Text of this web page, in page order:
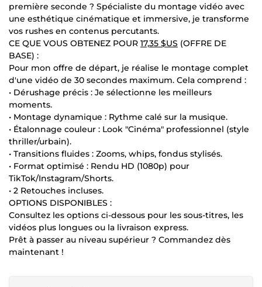
première seconde ? Spécialiste du montage vidéo avec
une esthétique cinématique et immersive, je transforme
vos rushes en contenus percutants.
CE QUE VOUS OBTENEZ POUR 17,35 $US (OFFRE DE
BASE) :
Pour mon offre de départ, je réalise le montage complet
d'une vidéo de 30 secondes maximum. Cela comprend :
• Dérushage précis : Je sélectionne les meilleurs
moments.
• Montage dynamique : Rythme calé sur la musique.
• Étalonnage couleur : Look "Cinéma" professionnel (style
thriller/urbain).
• Transitions fluides : Zooms, whips, fondus stylisés.
• Format optimisé : Rendu HD (1080p) pour
TikTok/Instagram/Shorts.
• 2 Retouches incluses.
OPTIONS DISPONIBLES :
Consultez les options ci-dessous pour les sous-titres, les
vidéos plus longues ou la livraison express.
Prêt à passer au niveau supérieur ? Commandez dès
maintenant !